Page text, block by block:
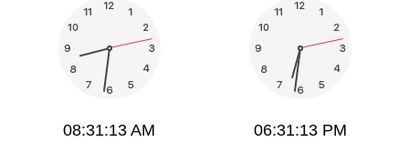
08:31:14 AM 06:31:14 PM